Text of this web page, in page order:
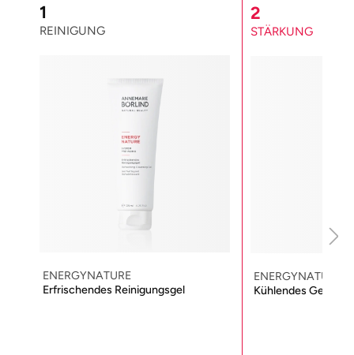
1
REINIGUNG
ENERGYNATURE
Erfrischendes Reinigungsgel
2
STÄRKUNG
ENERGYNATURE
Kühlendes